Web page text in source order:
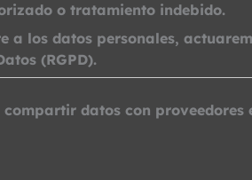
o tratamiento indebido.
a los datos personales,
(RGPD).
datos con proveedores